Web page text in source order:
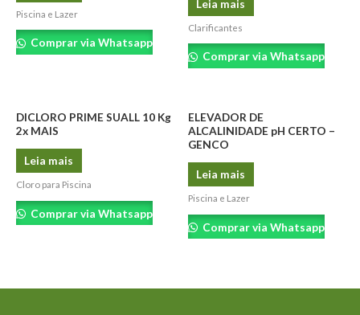
Piscina e Lazer
Comprar via Whatsapp
Leia mais
Clarificantes
Comprar via Whatsapp
DICLORO PRIME SUALL 10 Kg
2x MAIS
Leia mais
Cloro para Piscina
Comprar via Whatsapp
ELEVADOR DE
ALCALINIDADE pH CERTO –
GENCO
Leia mais
Piscina e Lazer
Comprar via Whatsapp